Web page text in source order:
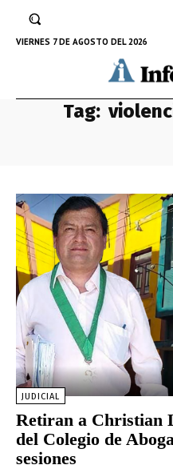
VIERNES 7 DE AGOSTO DEL 2026
Tag:
JUDICIAL
Retiran a Christian
del Colegio de
sesiones